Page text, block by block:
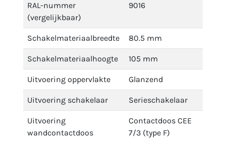
RAL-nummer
(vergelijkbaar)
9016
Schakelmateriaalbreedte 80.5 mm
Schakelmateriaalhoogte 105 mm
Uitvoering oppervlakte Glanzend
Uitvoering schakelaar Serieschakelaar
Uitvoering
wandcontactdoos
Contactdoos CEE
7/3 (type F)